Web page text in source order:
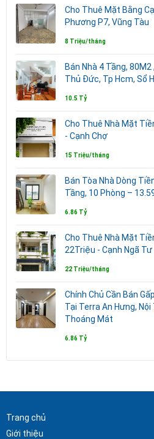
Cho Thuê Mặt Bằng
Phương P7, Vũng Tàu
8 Triệu/tháng
Bán Nhà 4 Tầng,
Thủ Đức, Tp Hcm, Sổ
10.5 Tỷ
Cho Thuê Nhà Mặt
- Cạnh Chợ
15 Triệu/tháng
Bán Tòa Nhà Dòng
Tầng, 10 Phòng –
6.86 Tỷ
Cho Thuê Nhà Mặt
22Triệu - Cạnh Ngã Tư
22 Triệu/tháng
Chính Chủ Cần Bán
Tại Terra An Hưng,
Thoáng Mát
6.86 Tỷ
Trang chủ
Giới thiệu